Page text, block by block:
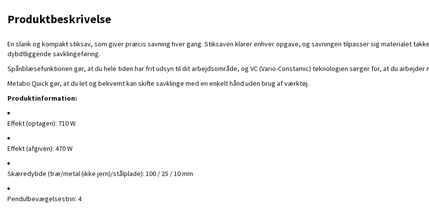
Produktbeskrivelse
En slank og kompakt stiksav, som giver præcis savning hver gang. Stiksaven klarer enhver opgave, og savningen tilpasser sig materialet
dybdtliggende savklingeføring.
Spånblæsefunktionen gør, at du hele tiden har frit udsyn til dit arbejdsområde, og VC (Vario-Constamic) teknologien sørger for, at du arbejder
Metabo Quick gør, at du let og bekvemt kan skifte savklinge med en enkelt hånd uden brug af værktøj.
Produktinformation:
Effekt (optagen): 710 W
Effekt (afgiven): 470 W
Skæredybde (træ/metal (ikke jern)/stålplade): 100 / 25 / 10 mm
Pendulbevægelsestrin: 4